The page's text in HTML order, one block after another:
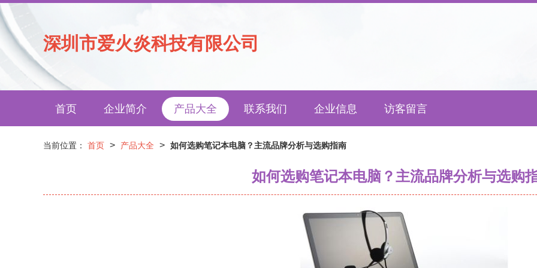
深圳市爱火炎科技有限公司
首页 企业简介 产品大全 联系我们 企业信息 访客留言
当前位置： 首页 > 产品大全 > 如何选购笔记本电脑？主流品牌分析与选购指南
如何选购笔记本电脑？主流品牌分析与选购